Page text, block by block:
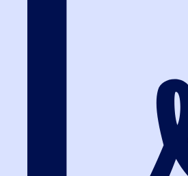
Таблицу штрафов по КоАП